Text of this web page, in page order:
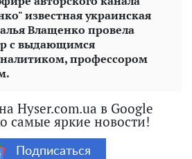
известная украинская
Влащенко провела
с выдающимся
профессором
Hyser.com.ua в Google
самые яркие новости!
Подписаться